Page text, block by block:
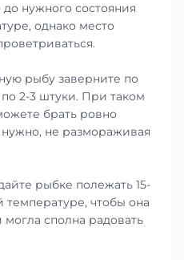
нужного состояния
однако место
рыбу заверните по
2-3 штуки. При таком
брать ровно
не размораживая
рыбке полежать 15-
чтобы она
могла сполна радовать